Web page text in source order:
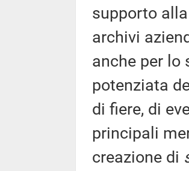
supporto
archivi
anche per lo
potenziata
di fiere, di
principali
creazione di